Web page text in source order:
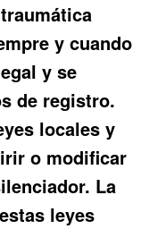
y cuando
y se
de registro.
locales y
o modificar
La
leyes